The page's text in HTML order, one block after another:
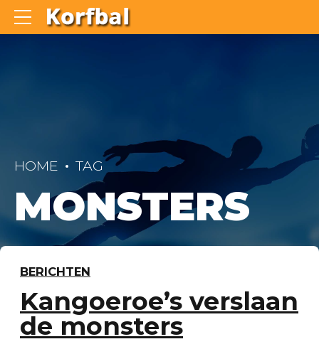
HOME TAG
MONSTERS
BERICHTEN
Kangoeroe’s verslaan
de monsters